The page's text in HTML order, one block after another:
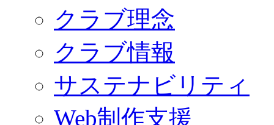
クラブ理念
クラブ情報
サステナビリティ
Web制作支援